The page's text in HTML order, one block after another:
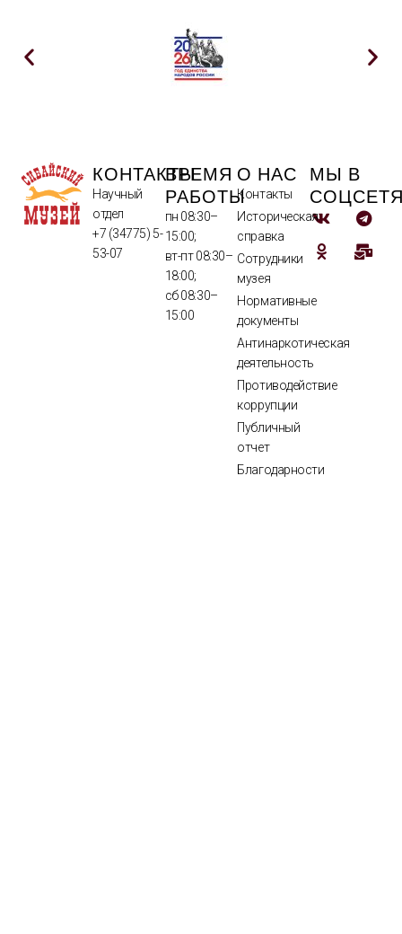
КОНТАКТЫ
Научный
отдел
+7 (34775) 5-
53-07
ВРЕМЯ
РАБОТЫ
пн 08:30–
15:00;
вт-пт 08:30–
18:00;
сб 08:30–
15:00
О НАС
Контакты
Историческая
справка
Сотрудники
музея
Нормативные
документы
Антинаркотическая
деятельность
Противодействие
коррупции
Публичный
отчет
Благодарности
МЫ В